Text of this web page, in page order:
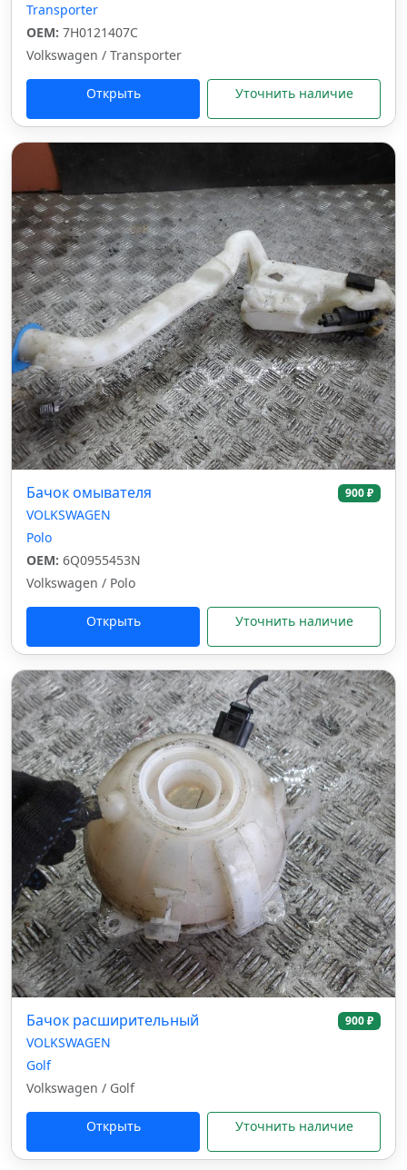
Transporter
OEM: 7H0121407C
Volkswagen / Transporter
Открыть Уточнить наличие
Бачок омывателя 900 ₽
VOLKSWAGEN
Polo
OEM: 6Q0955453N
Volkswagen / Polo
Открыть Уточнить наличие
Бачок расширительный 900 ₽
VOLKSWAGEN
Golf
Volkswagen / Golf
Открыть Уточнить наличие